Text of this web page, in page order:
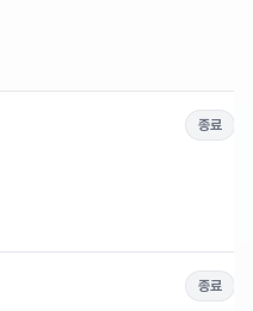
종료
종료